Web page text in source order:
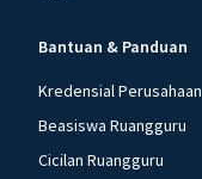
Bantuan & Panduan
Kredensial Perusahaan
Beasiswa Ruangguru
Cicilan Ruangguru